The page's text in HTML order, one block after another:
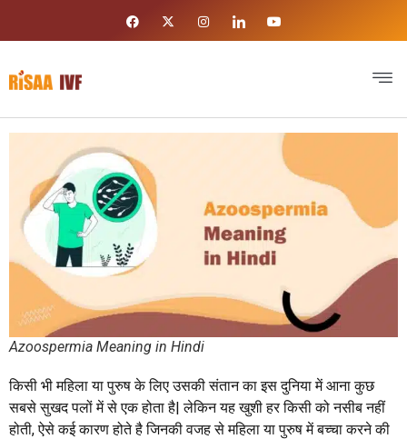
Azoospermia Meaning in Hindi
किसी भी महिला या पुरुष के लिए उसकी संतान का इस दुनिया में आना कुछ
सबसे सुखद पलों में से एक होता है| लेकिन यह खुशी हर किसी को नसीब नहीं
होती, ऐसे कई कारण होते है जिनकी वजह से महिला या पुरुष में बच्चा करने की